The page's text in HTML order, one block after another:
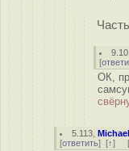
[
ОК,
5.113 ,
[ответить] [↑] [